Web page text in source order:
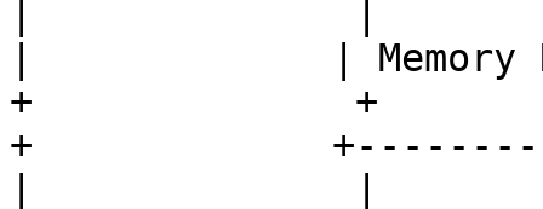
|             | Memory
+              +
+